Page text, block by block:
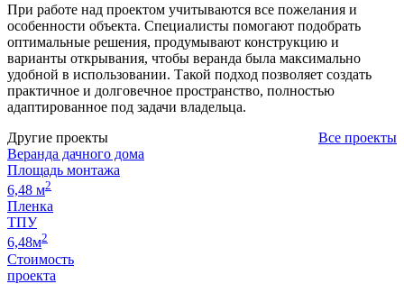
При работе над проектом учитываются все пожелания и
особенности объекта. Специалисты помогают подобрать
оптимальные решения, продумывают конструкцию и
варианты открывания, чтобы веранда была максимально
удобной в использовании. Такой подход позволяет создать
практичное и долговечное пространство, полностью
адаптированное под задачи владельца.
Другие проекты
Все проекты
Веранда дачного дома
Площадь монтажа
6,48 м2
Пленка
ТПУ
6,48м2
Стоимость
проекта